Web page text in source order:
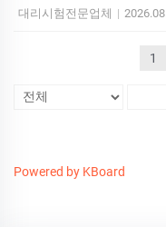
대리시험전문업체 |
1
Powered by KBoard